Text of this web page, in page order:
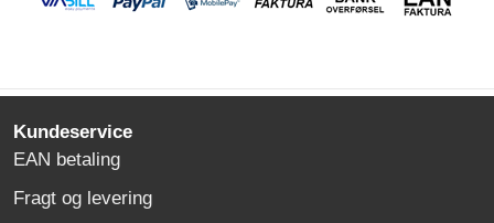
Kundeservice
EAN betaling
Fragt og levering